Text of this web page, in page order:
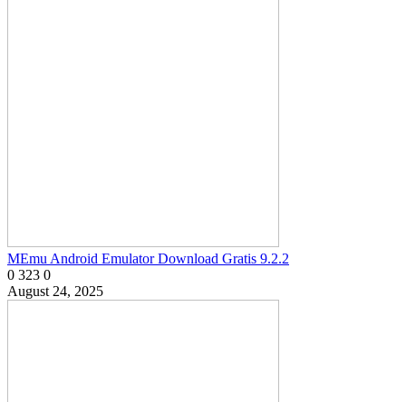
MEmu Android Emulator Download Gratis 9.2.2
0 323 0
August 24, 2025